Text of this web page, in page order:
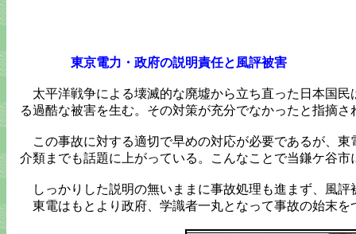
東京電力・政府の説明責任と風評被害
太平洋戦争による壊滅的な廃墟から立ち直った日本国
る過酷な被害を生む。その対策が充分でなかったと指摘さ
この事故に対する適切で早めの対応が必要であるが、東
介類までも話題に上がっている。こんなことで当鎌ケ谷
しっかりした説明の無いままに事故処理も進まず、風評
東電はもとより政府、学識者一丸となって事故の始末を